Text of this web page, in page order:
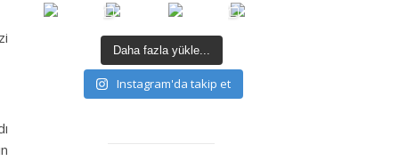
Daha fazla yükle...
Instagram'da takip et